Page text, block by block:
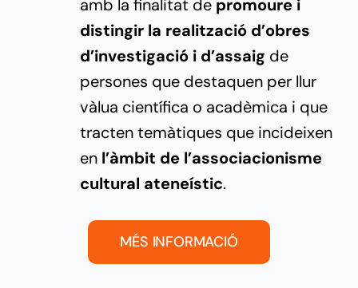
amb la finalitat depromoure i
distingir la realització d’obres
d’investigació i d’assaig de
persones que destaquen per llur
vàlua científica o acadèmica i que
tracten temàtiques que incideixen
enl’àmbit de l’associacionisme
cultural ateneístic.
MÉS INFORMACIÓ